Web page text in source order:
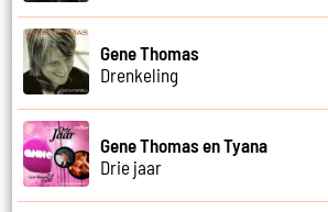
Gene Thomas
Drenkeling
Gene Thomas en Tyana
Drie jaar